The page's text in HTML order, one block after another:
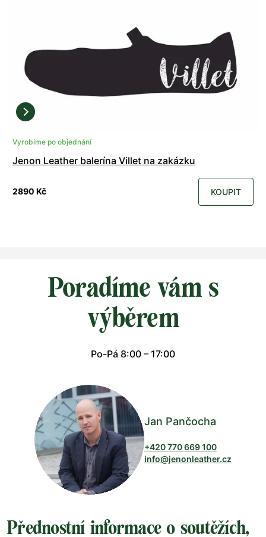
Vyrobíme po objednání
Jenon Leather balerína Villet na zakázku
2890 Kč KOUPIT
Poradíme vám s
výběrem
Po-Pá 8:00 – 17:00
Jan Pančocha
+420 770 669 100
info@jenonleather.cz
Přednostní informace o soutěžích,